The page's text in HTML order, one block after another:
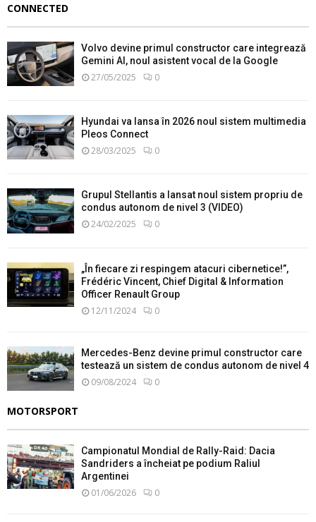
CONNECTED
Volvo devine primul constructor care integrează
Gemini AI, noul asistent vocal de la Google
27/05/2025 0
Hyundai va lansa în 2026 noul sistem multimedia
Pleos Connect
28/03/2025 0
Grupul Stellantis a lansat noul sistem propriu de
condus autonom de nivel 3 (VIDEO)
24/02/2025 0
„În fiecare zi respingem atacuri cibernetice!”,
Frédéric Vincent, Chief Digital & Information
Officer Renault Group
12/11/2024 0
Mercedes-Benz devine primul constructor care
testează un sistem de condus autonom de nivel 4
09/08/2024 0
MOTORSPORT
Campionatul Mondial de Rally-Raid: Dacia
Sandriders a încheiat pe podium Raliul
Argentinei
01/06/2026 0